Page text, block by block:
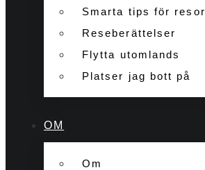
Smarta tips för resor
Reseberättelser
Flytta utomlands
Platser jag bott på
OM
Om